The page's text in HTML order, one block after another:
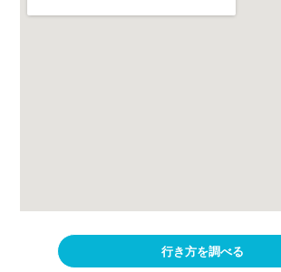
行き方を調べる